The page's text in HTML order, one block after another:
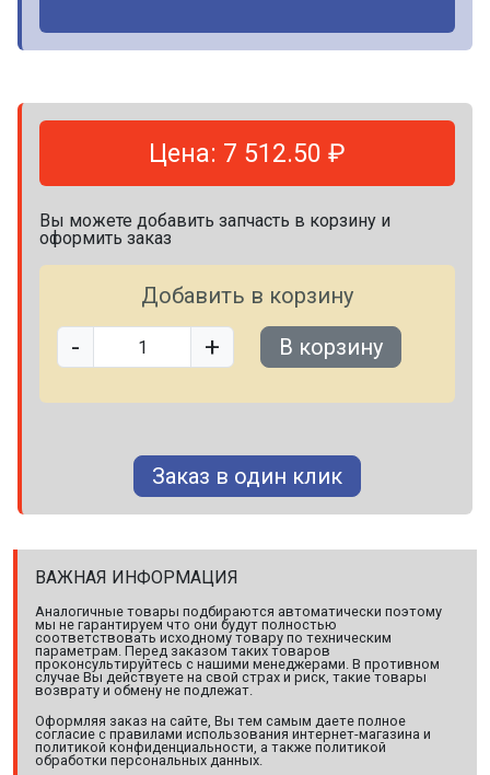
Цена: 7 512.50 ₽
Вы можете добавить запчасть в корзину и
оформить заказ
Добавить в корзину
- + В корзину
Заказ в один клик
ВАЖНАЯ ИНФОРМАЦИЯ
Аналогичные товары подбираются автоматически поэтому
мы не гарантируем что они будут полностью
соответствовать исходному товару по техническим
параметрам. Перед заказом таких товаров
проконсультируйтесь с нашими менеджерами. В противном
случае Вы действуете на свой страх и риск, такие товары
возврату и обмену не подлежат.
Оформляя заказ на сайте, Вы тем самым даете полное
согласие с правилами использования интернет-магазина и
политикой конфиденциальности, а также политикой
обработки персональных данных.